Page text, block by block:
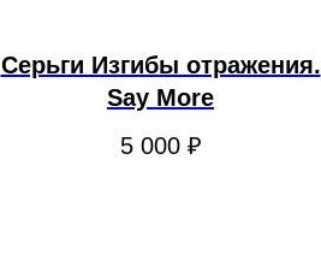
Серьги Изгибы отражения.
Say More
5 000 ₽